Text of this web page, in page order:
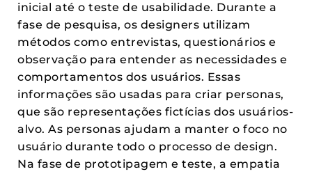
inicial até o teste de usabilidade. Durante a
fase de pesquisa, os designers utilizam
métodos como entrevistas, questionários e
observação para entender as necessidades e
comportamentos dos usuários. Essas
informações são usadas para criar personas,
que são representações fictícias dos usuários-
alvo. As personas ajudam a manter o foco no
usuário durante todo o processo de design.
Na fase de prototipagem e teste, a empatia